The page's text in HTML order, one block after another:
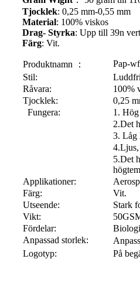
Tjocklek: 0,25 mm-0,55 mm
Material: 100% viskos
Drag- Styrka: Upp till 39n
Färg: Vit.
Produktnamn ：
Pap-
Stil:
Råvara:
100%
Tjocklek:
0,25
Fungera:
1.
2.Det
3. Låg
5.Det
Applikationer:
Färg:
Vit.
Utseende:
Stark
Vikt:
Fördelar:
Anpassad storlek:
Logotyp:
På